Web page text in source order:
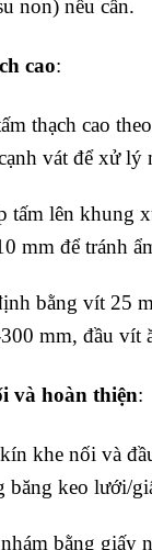
non) nếu cần.
cao:
thạch cao
vát để xử lý
tấm lên khung
mm để tránh
bằng vít 25
mm, đầu vít
và hoàn thiện:
khe nối và
băng keo lưới/
bằng giấy